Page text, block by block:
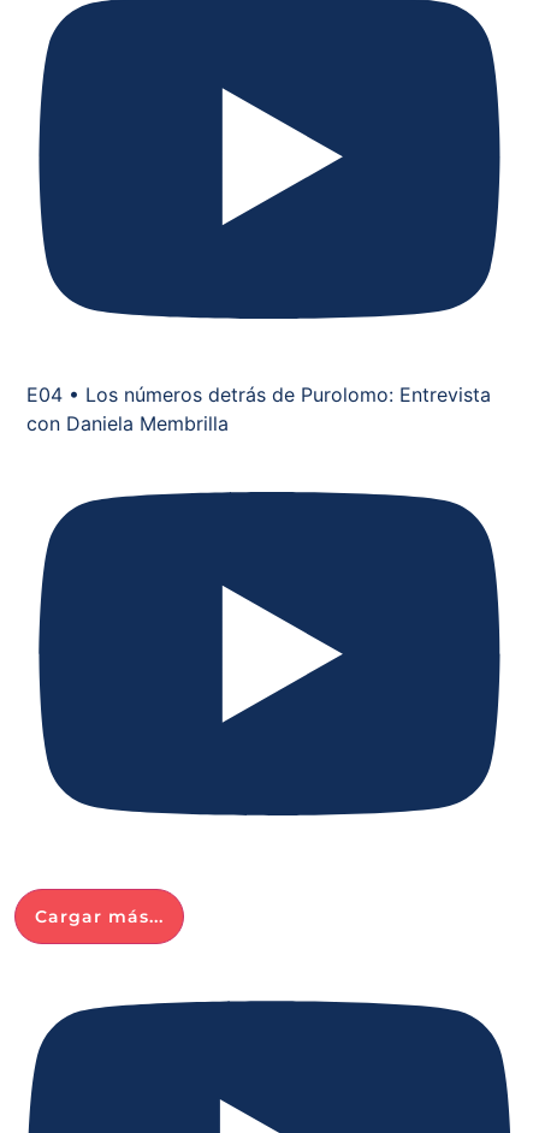
E04 • Los números detrás de Purolomo: Entrevista
con Daniela Membrilla
Cargar más...